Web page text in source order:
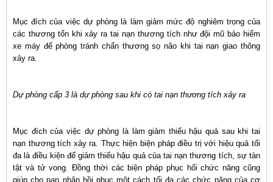
Mục đích của việc dự phòng là làm giảm mức độ nghiêm trọng của
các thương tổn khi xảy ra tai nạn thương tích như đội mũ bảo hiểm
xe máy để phòng tránh chấn thương sọ não khi tai nạn giao thông
xảy ra.
Dự phòng cấp 3 là dự phòng sau khi có tai nạn thương tích xảy ra
Mục đích của việc dự phòng là làm giảm thiểu hậu quả sau khi tai
nạn thương tích xảy ra. Thực hiện biện pháp điều trị với hiệu quả tối
đa là điều kiện để giảm thiểu hậu quả của tai nạn thương tích, sự tàn
tật và tử vong. Đồng thời các biện pháp phục hổi chức năng cũng
giúp cho nạn nhân hồi phục một cách tối đa các chức năng của cơ